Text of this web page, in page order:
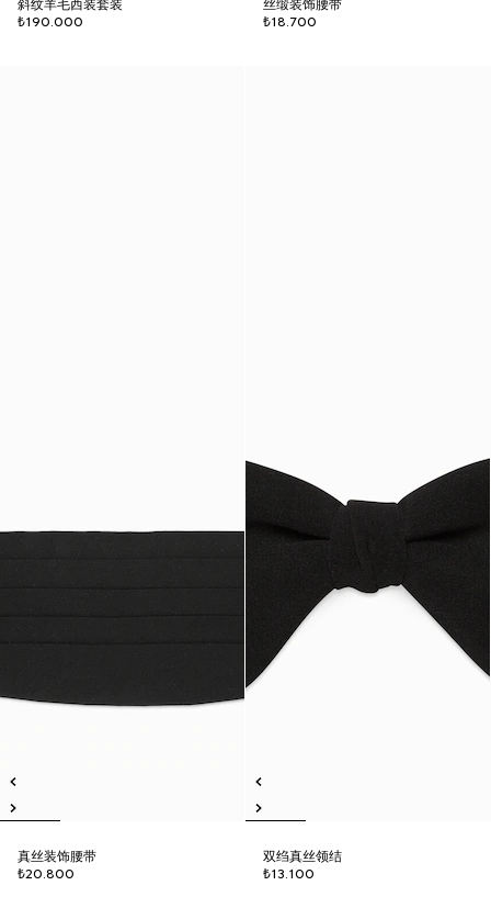
斜纹羊毛西装套装
₺190.000
丝缎装饰腰带
₺18.700
真丝装饰腰带
₺20.800
双绉真丝领结
₺13.100